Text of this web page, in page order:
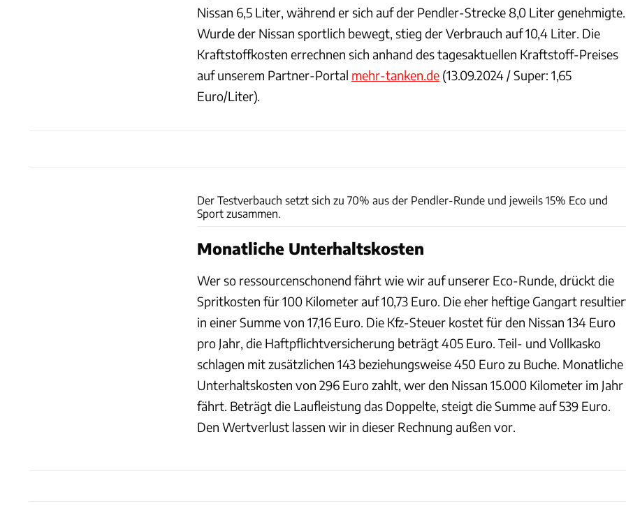
Nissan 6,5 Liter, während er sich auf der Pendler-Strecke 8,0 Liter genehmigte.
Wurde der Nissan sportlich bewegt, stieg der Verbrauch auf 10,4 Liter. Die
Kraftstoffkosten errechnen sich anhand des tagesaktuellen Kraftstoff-Preises
auf unserem Partner-Portal mehr-tanken.de (13.09.2024 / Super: 1,65
Euro/Liter).
Der Testverbauch setzt sich zu 70% aus der Pendler-Runde und jeweils 15% Eco und
Sport zusammen.
Monatliche Unterhaltskosten
Wer so ressourcenschonend fährt wie wir auf unserer Eco-Runde, drückt die
Spritkosten für 100 Kilometer auf 10,73 Euro. Die eher heftige Gangart
in einer Summe von 17,16 Euro. Die Kfz-Steuer kostet für den Nissan 134 Euro
pro Jahr, die Haftpflichtversicherung beträgt 405 Euro. Teil- und Vollkasko
schlagen mit zusätzlichen 143 beziehungsweise 450 Euro zu Buche. Monatliche
Unterhaltskosten von 296 Euro zahlt, wer den Nissan 15.000 Kilometer im Jahr
fährt. Beträgt die Laufleistung das Doppelte, steigt die Summe auf 539 Euro.
Den Wertverlust lassen wir in dieser Rechnung außen vor.